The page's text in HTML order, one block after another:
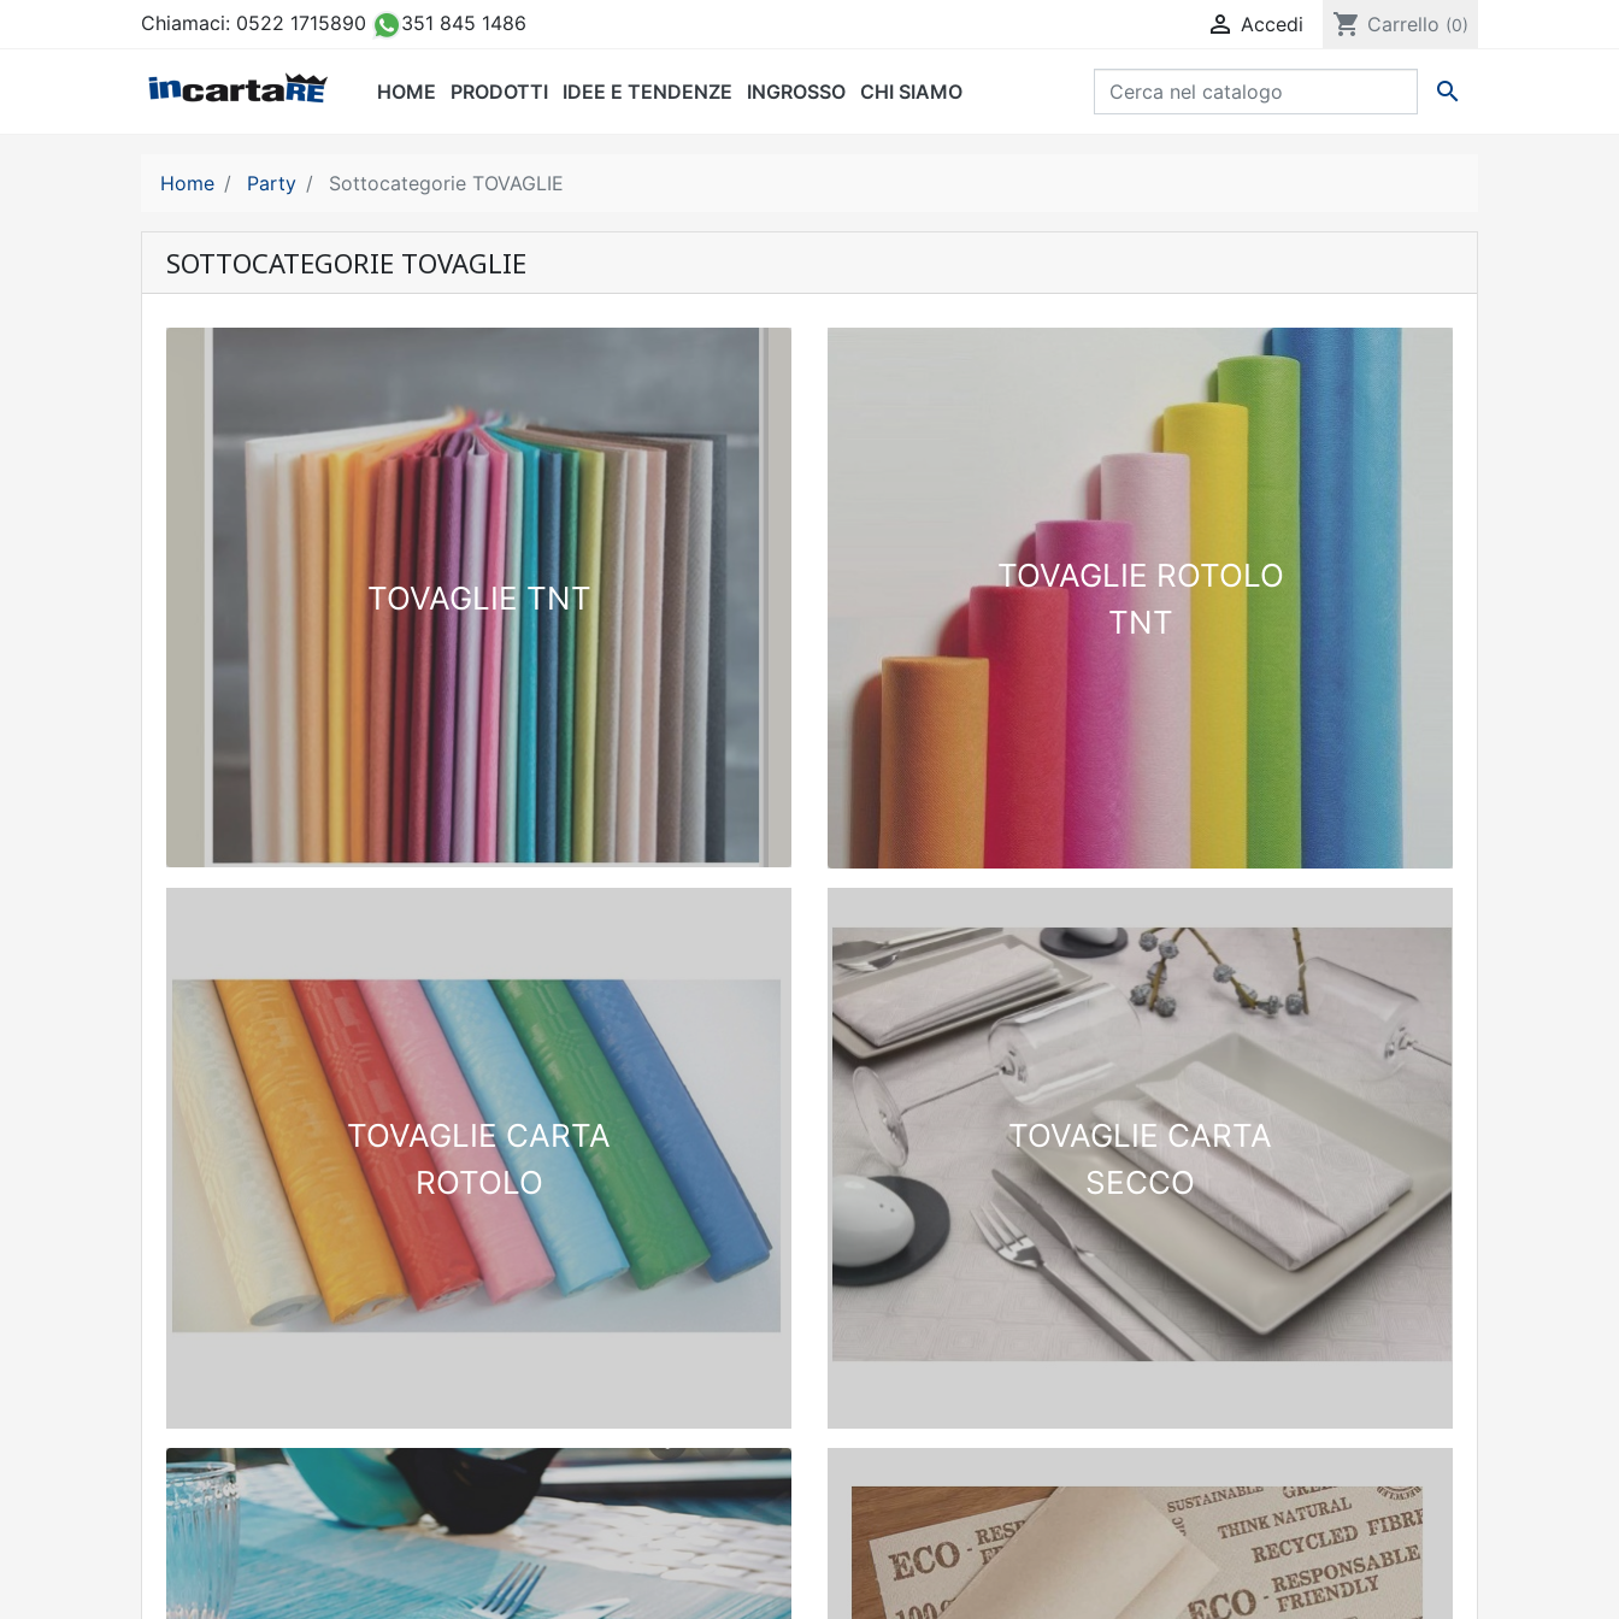
Chiamaci: 0522 1715890 351 845 1486  Accedi shopping_cart Carrello (0)
HOME PRODOTTI IDEE E TENDENZE INGROSSO CHI SIAMO 
Home Party Sottocategorie TOVAGLIE
SOTTOCATEGORIE TOVAGLIE
TOVAGLIE TNT
TOVAGLIE ROTOLO
TNT
TOVAGLIE CARTA
ROTOLO
TOVAGLIE CARTA
SECCO